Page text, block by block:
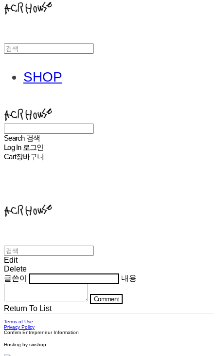
SHOP
Search 검색
Log In 로그인
Cart장바구니
Edit
Delete
글쓴이
내용
Comment
Return To List
Terms of Use
Privacy Policy
Confirm Entrepreneur Information
Hosting by sixshop